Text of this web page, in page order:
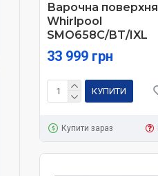
Варочна поверхня
Whirlpool
SMO658C/BT/IXL
33 999 грн
КУПИТИ
Купити зараз